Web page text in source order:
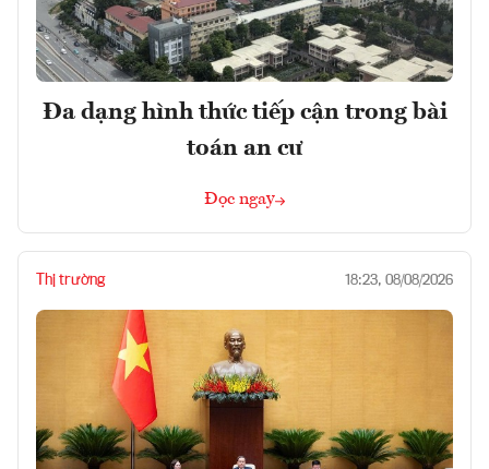
Đa dạng hình thức tiếp cận trong bài
toán an cư
Đọc ngay
Thị trường 18:23, 08/08/2026